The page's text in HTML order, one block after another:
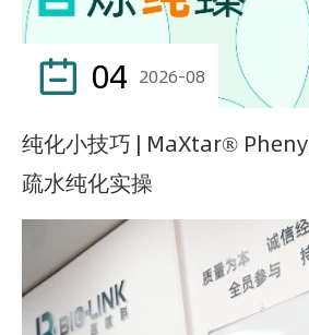
 04 2026-08
纯化小技巧 | MaXtar®
疏水纯化实操